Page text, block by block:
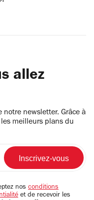
allez
notre newsletter. Grâce à
meilleurs plans du
nos conditions
et de recevoir les